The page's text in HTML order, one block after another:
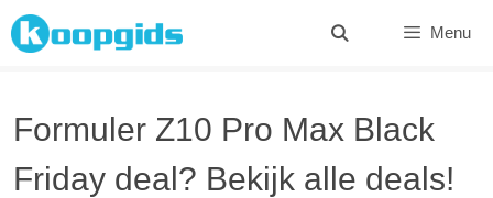
Spring
naar
Menu
Formuler Z10 Pro Max Black
Friday deal? Bekijk alle deals!